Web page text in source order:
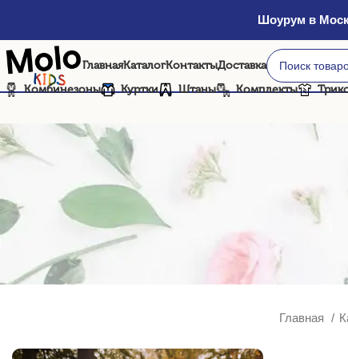
Шоурум в
ГлавнаяКаталогКонтактыДоставка
Комбинезоны
Куртки Штаны Комплекты
Главная